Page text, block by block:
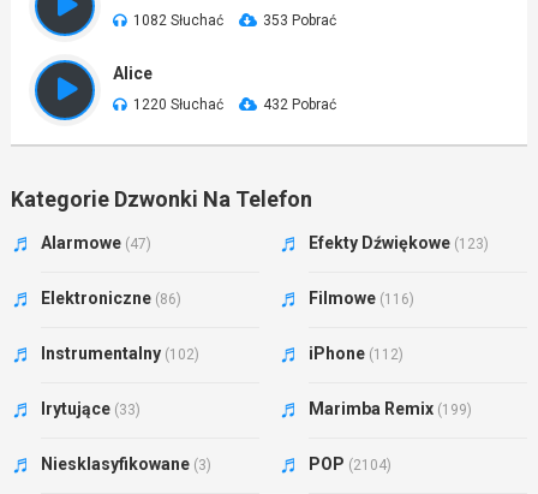
1082 Słuchać 353 Pobrać
Alice
1220 Słuchać 432 Pobrać
Kategorie Dzwonki Na Telefon
Alarmowe (47) Efekty Dźwiękowe (123)
Elektroniczne (86) Filmowe (116)
Instrumentalny (102) iPhone (112)
Irytujące (33) Marimba Remix (199)
Niesklasyfikowane (3) POP (2104)